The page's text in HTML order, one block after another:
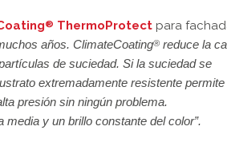
® ThermoProtect para
años. ClimateCoating® reduce la
de suciedad. Si la suciedad se
extremadamente resistente permite
presión sin ningún problema.
y un brillo constante del color”.